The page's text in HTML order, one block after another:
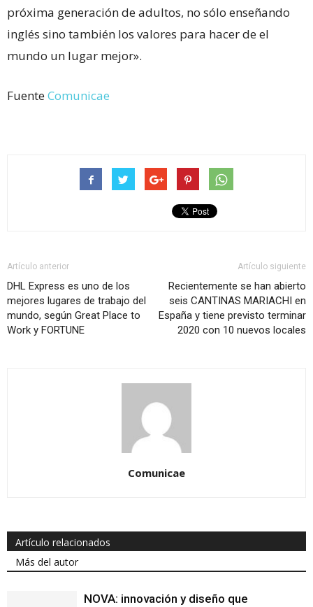
próxima generación de adultos, no sólo enseñando
inglés sino también los valores para hacer de el
mundo un lugar mejor».
FuenteComunicae
Artículo anterior
DHL Express es uno de los
mejores lugares de trabajo del
mundo, según Great Place to
Work y FORTUNE
Artículo siguiente
Recientemente se han abierto
seis CANTINAS MARIACHI en
España y tiene previsto terminar
2020 con 10 nuevos locales
Comunicae
Artículo relacionados
Más del autor
NOVA: innovación y diseño que